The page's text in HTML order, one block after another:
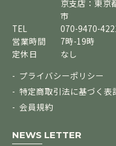
京支店：東京
市
TEL
070-9470-
営業時間
7時-19時
定休日
なし
プライバシーポリシー
特定商取引法に基づく表
会員規約
NEWS LETTER